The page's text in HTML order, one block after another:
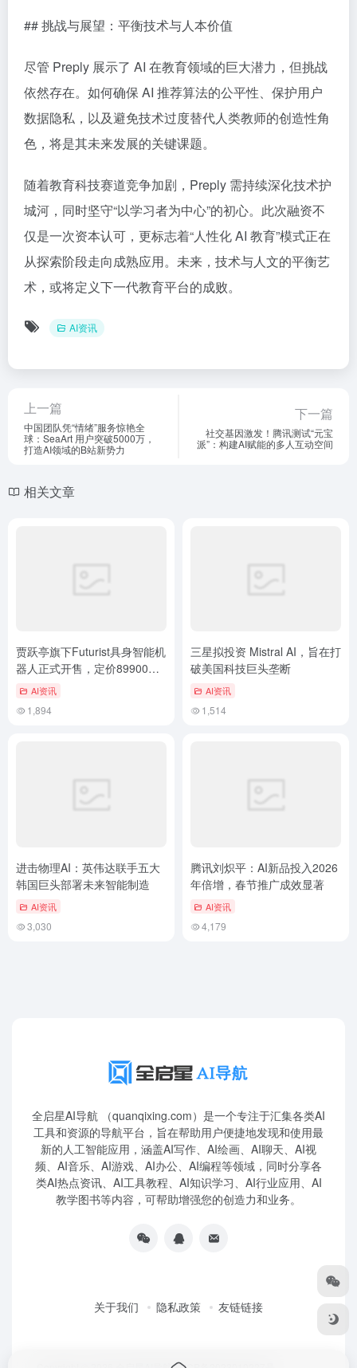
## 挑战与展望：平衡技术与人本价值
尽管 Preply 展示了 AI 在教育领域的巨大潜力，但挑战
依然存在。如何确保 AI 推荐算法的公平性、保护用户
数据隐私，以及避免技术过度替代人类教师的创造性角
色，将是其未来发展的关键课题。
随着教育科技赛道竞争加剧，Preply 需持续深化技术护
城河，同时坚守“以学习者为中心”的初心。此次融资不
仅是一次资本认可，更标志着“人性化 AI 教育”模式正在
从探索阶段走向成熟应用。未来，技术与人文的平衡艺
术，或将定义下一代教育平台的成败。
AI资讯
上一篇
中国团队凭“情绪”服务惊艳全
球：SeaArt 用户突破5000万，
打造AI领域的B站新势力
下一篇
社交基因激发！腾讯测试“元宝
派”：构建AI赋能的多人互动空间
相关文章
贾跃亭旗下Futurist具身智能机
器人正式开售，定价89900美
元 AI资讯
1,894
三星拟投资 Mistral AI，旨在打
破美国科技巨头垄断
AI资讯
1,514
进击物理AI：英伟达联手五大
韩国巨头部署未来智能制造
AI资讯
3,030
腾讯刘炽平：AI新品投入2026
年倍增，春节推广成效显著
AI资讯
4,179
全启星AI导航 （quanqixing.com）是一个专注于汇集各类AI
工具和资源的导航平台，旨在帮助用户便捷地发现和使用最
新的人工智能应用，涵盖AI写作、AI绘画、AI聊天、AI视
频、AI音乐、AI游戏、AI办公、AI编程等领域，同时分享各
类AI热点资讯、AI工具教程、AI知识学习、AI行业应用、AI
教学图书等内容，可帮助增强您的创造力和业务。
关于我们 隐私政策 友链链接